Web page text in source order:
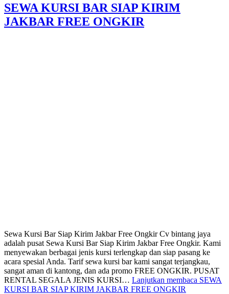
SEWA KURSI BAR SIAP KIRIM
JAKBAR FREE ONGKIR
Sewa Kursi Bar Siap Kirim Jakbar Free Ongkir Cv bintang jaya
adalah pusat Sewa Kursi Bar Siap Kirim Jakbar Free Ongkir. Kami
menyewakan berbagai jenis kursi terlengkap dan siap pasang ke
acara spesial Anda. Tarif sewa kursi bar kami sangat terjangkau,
sangat aman di kantong, dan ada promo FREE ONGKIR. PUSAT
RENTAL SEGALA JENIS KURSI… Lanjutkan membaca SEWA
KURSI BAR SIAP KIRIM JAKBAR FREE ONGKIR